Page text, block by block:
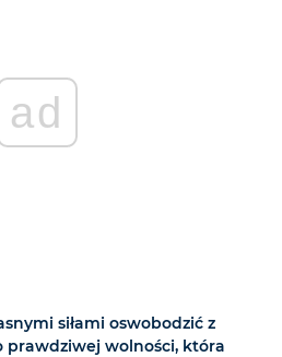
ad
siłami oswobodzić z
prawdziwej wolności, która